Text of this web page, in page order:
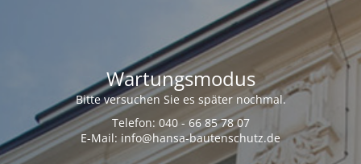
Wartungsmodus
Bitte versuchen Sie es später nochmal.
Telefon: 040 - 66 85 78 07
E-Mail: info@hansa-bautenschutz.de